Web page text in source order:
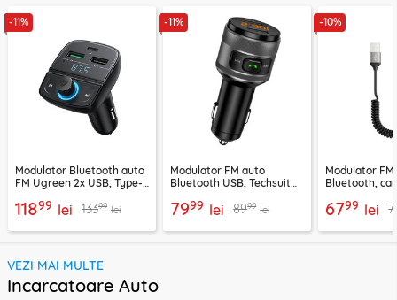
-11%
Modulator Bluetooth auto
FM Ugreen 2x USB, Type-
11899 lei 13399 lei
-11%
Modulator FM auto
Bluetooth USB, Techsuit
7999 lei 8999 lei
-10%
Modulator
Bluetooth,
6799 lei
VEZI MAI MULTE
Incarcatoare Auto